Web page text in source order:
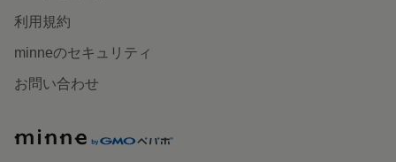
利用規約
minneのセキュリティ
お問い合わせ